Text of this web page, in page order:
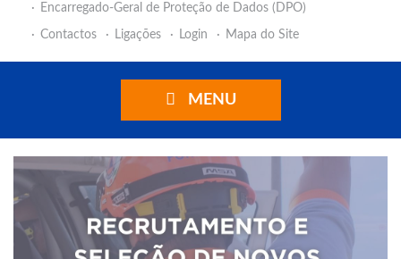
Encarregado-Geral de Proteção de Dados (DPO)
Contactos
Ligações Login Mapa do Site
MENU